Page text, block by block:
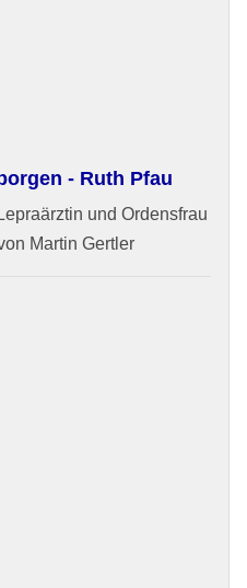
- Ruth Pfau
und Ordensfrau
Martin Gertler